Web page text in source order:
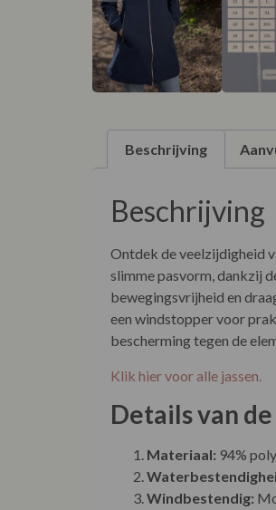
Beschrijving
Beschrijving
Ontdek de veelzijdigheid
slimme pasvorm, dankzij
bewegingsvrijheid en
een windstopper voor
bescherming tegen de
Klik hier voor alle jassen.
Details van
Materiaal: 94%
Windbestendig: